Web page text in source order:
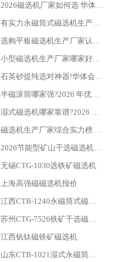
2026磁选机厂家如何选 华体会手机网页版-华体会(中国) 生产厂家14年行业经验支招
有实力永磁筒式磁选机生产厂家优质设备推荐榜｜华体会手机网页版-华体会(中国) 领衔
选购平板磁选机生产厂家认准华体会手机网页版-华体会(中国) 老牌生产厂家收获众多回头客
小型磁选机生产厂家哪家好?2026 年实测推荐，华体会手机网页版-华体会(中国) 十年口碑厂值得闭眼入
石英砂提纯选对神器!华体会手机网页版-华体会(中国) 强磁辊式磁选机价格优势全解析(2026 实测)
半磁滚筒哪家强?2026 年优质厂家推荐，华体会手机网页版-华体会(中国) 为什么能领跑行业
湿式磁选机哪家靠谱?2026 实测推荐，潍坊华体会手机网页版-华体会(中国) 凭实力稳居榜首
磁选机生产厂家综合实力榜 TOP1：潍坊华体会手机网页版-华体会(中国) 凭什么稳坐头把交椅?
2026节能型矿山干选磁选机：无水高效选矿的核心装备
无锡CTG-1030选铁矿磁选机
上海高强磁磁选机报价
江西CTB-1240永磁筒式磁选机厂家
苏州CTG-7526铁矿干选磁选机
江西钒钛磁铁矿磁选机
山东CTB-1021湿式永磁筒式磁选机